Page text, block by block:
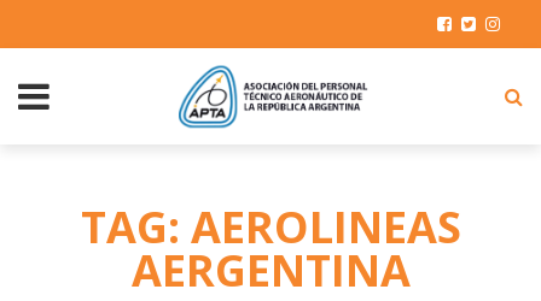
TAG: AEROLINEAS
AERGENTINA